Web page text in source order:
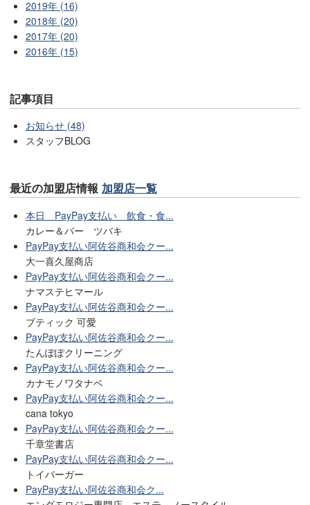
2019年 (16)
2018年 (20)
2017年 (20)
2016年 (15)
記事項目
お知らせ (48)
スタッフBLOG
最近の加盟店情報 加盟店一覧
本日 PayPay支払い 飲食・食...
カレー＆バー ツバキ
PayPay支払い阿佐谷商和会クー...
大一喜久屋商店
PayPay支払い阿佐谷商和会クー...
ナマステヒマール
PayPay支払い阿佐谷商和会クー...
ブティック 可愛
PayPay支払い阿佐谷商和会クー...
たんぽぽクリーニング
PayPay支払い阿佐谷商和会クー...
カナモノワタナベ
PayPay支払い阿佐谷商和会クー...
cana tokyo
PayPay支払い阿佐谷商和会クー...
千章堂書店
PayPay支払い阿佐谷商和会クー...
トイバーガー
PayPay支払い阿佐谷商和会ク...